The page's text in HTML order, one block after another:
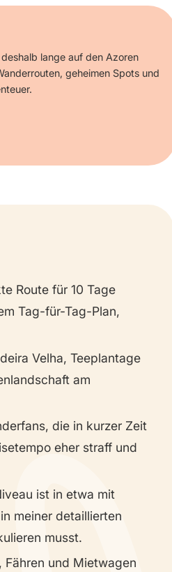
lange auf den Azoren
geheimen Spots und
Route für 10 Tage
Tag-für-Tag-Plan,
Velha, Teeplantage
am
die in kurzer Zeit
eher straff und
ist in etwa mit
meiner detaillierten
musst.
und Mietwagen